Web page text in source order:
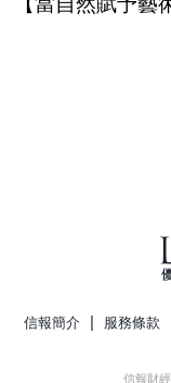
信報簡介 | 服務條款
信報財